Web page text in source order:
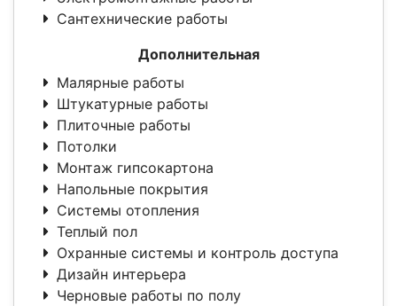
Сантехнические работы
Дополнительная
Малярные работы
Штукатурные работы
Плиточные работы
Потолки
Монтаж гипсокартона
Напольные покрытия
Системы отопления
Теплый пол
Охранные системы и контроль доступа
Дизайн интерьера
Черновые работы по полу